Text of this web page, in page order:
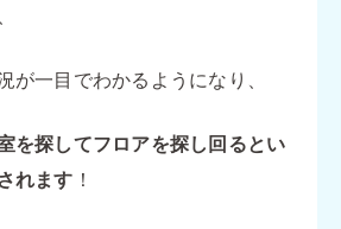
が一目でわかるようになり、
を探してフロアを探し回るとい
れます ！